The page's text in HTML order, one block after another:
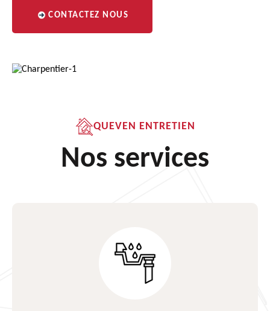
CONTACTEZ NOUS
QUEVEN ENTRETIEN
Nos services